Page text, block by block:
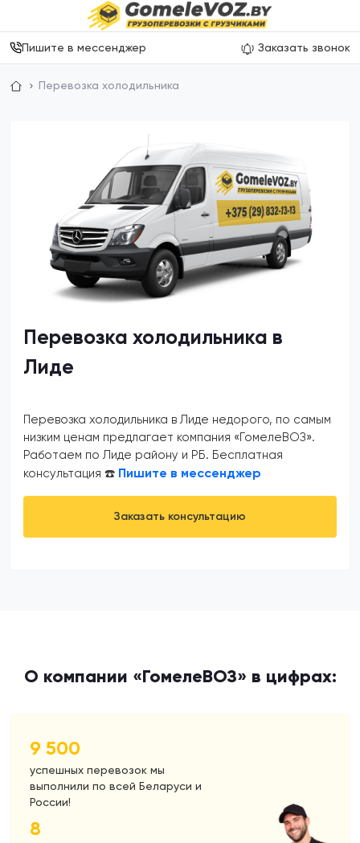
Пишите в мессенджер Заказать звонок
Перевозка холодильника
Перевозка холодильника в
Лиде
Перевозка холодильника в Лиде недорого, по самым
низким ценам предлагает компания «ГомелеВОЗ».
Работаем по Лиде району и РБ. Бесплатная
консультация ☎️ Пишите в мессенджер
Заказать консультацию
О компании «ГомелеВОЗ» в цифрах:
9 500
успешных перевозок мы
выполнили по всей Беларуси и
России!
8